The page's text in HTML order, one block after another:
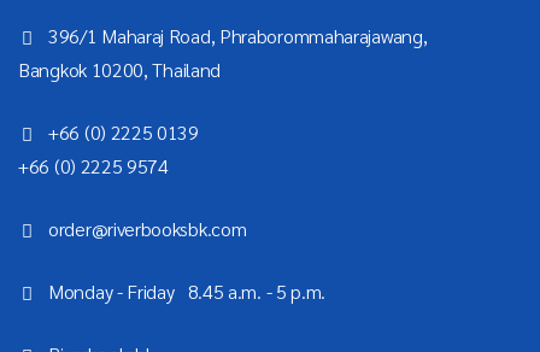
396/1 Maharaj Road, Phraborommaharajawang,
Bangkok 10200, Thailand
+66 (0) 2225 0139
+66 (0) 2225 9574
order@riverbooksbk.com
Monday - Friday 8.45 a.m. - 5 p.m.